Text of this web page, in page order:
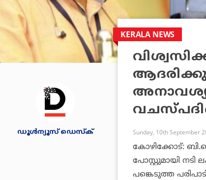
ഡൂള്‍ന്യൂസ് ഡെസ്‌ക്
KERALA NEWS
Sunday, 10th September
കോഴിക്കോട്:
പോസ്റ്റുമായി
പങ്കെടുത്ത